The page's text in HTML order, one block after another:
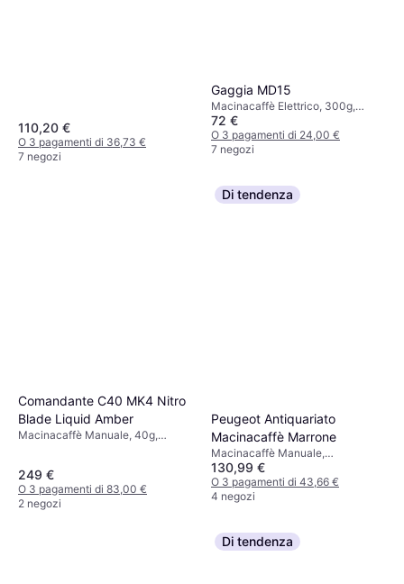
110,20 €
O 3 pagamenti di 36,73 €
7 negozi
Gaggia MD15
Macinacaffè Elettrico, 300g,
Macinatura regolabile, Timer
72 €
O 3 pagamenti di 24,00 €
7 negozi
Comandante C40 MK4 Nitro
Blade Liquid Amber
Macinacaffè Manuale, 40g,
249 €
O 3 pagamenti di 83,00 €
2 negozi
Di tendenza
Peugeot Antiquariato
Macinacaffè Marrone
Macinacaffè Manuale,
Macinacaffè Elettrico, Macinatura
regolabile
130,99 €
O 3 pagamenti di 43,66 €
4 negozi
Di tendenza